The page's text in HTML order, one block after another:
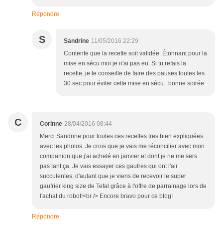
Répondre
S Sandrine 11/05/2016 22:29
Contente que la recette soit validée. Étonnant pour la
mise en sécu moi je n'ai pas eu. Si tu refais la
recette, je te conseille de faire des pauses toutes les
30 sec pour éviter cette mise en sécu.. bonne soirée
C Corinne 28/04/2016 08:44
Merci Sandrine pour toutes ces recettes tres bien expliquées
avec les photos. Je crois que je vais me réconcilier avec mon
companion que j'ai acheté en janvier et dont je ne me sers
pas tant ça. Je vais essayer ces gaufres qui ont l'air
succulentes, d'autant que je viens de recevoir le super
gaufrier king size de Tefal grâce à l'offre de parrainage lors de
l'achat du robot!<br /> Encore bravo pour ce blog!
Répondre